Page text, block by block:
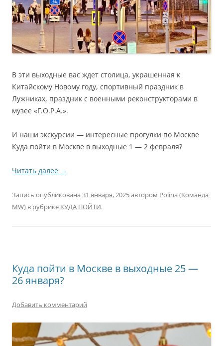
В эти выходные вас ждет столица, украшенная к
Китайскому Новому году, спортивный праздник в
Лужниках, праздник с военными реконструкторами в
музее «Г.О.Р.А.».
И наши экскурсии — интересные прогулки по Москве
Куда пойти в Москве в выходные 1 — 2 февраля?
Читать далее →
Запись опубликована 31 января, 2025автором Polina (Команда
MW) в рубрике КУДА ПОЙТИ.
Куда пойти в Москве в выходные 25 —
26 января?
Добавить комментарий